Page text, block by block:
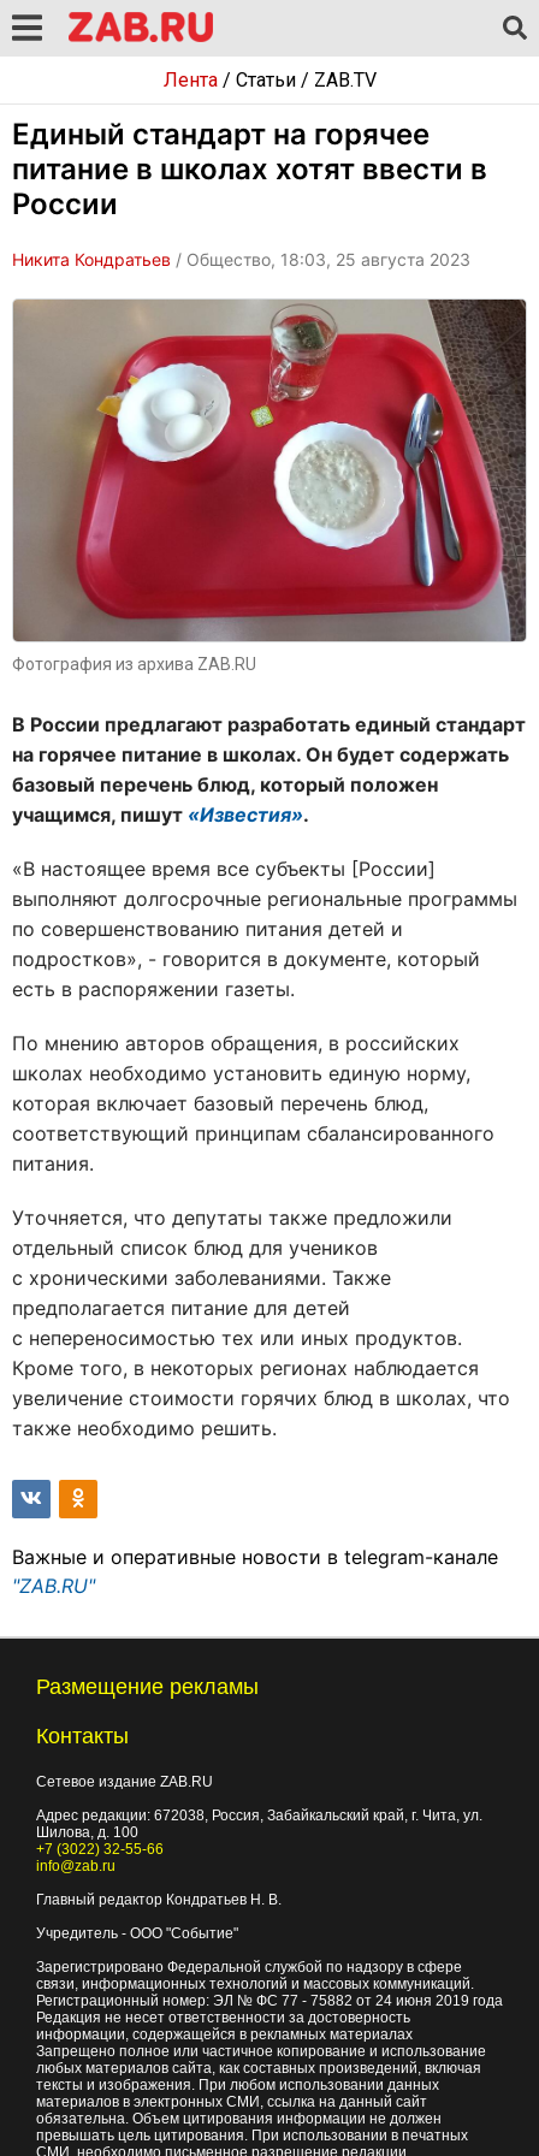
Лента/ Статьи/ ZAB.TV
Единый стандарт на горячее
питание в школах хотят ввести в
России
Никита Кондратьев / Общество, 18:03, 25 августа 2023
Фотография из архива ZAB.RU
В России предлагают разработать единый стандарт
на горячее питание в школах. Он будет содержать
базовый перечень блюд, который положен
учащимся, пишут «Известия».
«В настоящее время все субъекты [России]
выполняют долгосрочные региональные программы
по совершенствованию питания детей и
подростков», - говорится в документе, который
есть в распоряжении газеты.
По мнению авторов обращения, в российских
школах необходимо установить единую норму,
которая включает базовый перечень блюд,
соответствующий принципам сбалансированного
питания.
Уточняется, что депутаты также предложили
отдельный список блюд для учеников
с хроническими заболеваниями. Также
предполагается питание для детей
с непереносимостью тех или иных продуктов.
Кроме того, в некоторых регионах наблюдается
увеличение стоимости горячих блюд в школах, что
также необходимо решить.
Важные и оперативные новости в telegram-канале
"ZAB.RU"
Размещение рекламы
Контакты
Сетевое издание ZAB.RU
Адрес редакции: 672038 , Россия, Забайкальский край, г. Чита ул.
Шилова, д. 100
+7 (3022) 32-55-66
info@zab.ru
Главный редактор Кондратьев Н. В.
Учредитель - ООО "Событие"
Зарегистрировано Федеральной службой по надзору в сфере
связи, информационных технологий и массовых коммуникаций.
Регистрационный номер: ЭЛ № ФС 77 - 75882 от 24 июня 2019 года
Редакция не несет ответственности за достоверность
информации, содержащейся в рекламных материалах
Запрещено полное или частичное копирование и использование
любых материалов сайта, как составных произведений, включая
тексты и изображения. При любом использовании данных
материалов в электронных СМИ, ссылка на данный сайт
обязательна. Объем цитирования информации не должен
превышать цель цитирования. При использовании в печатных
СМИ, необходимо письменное разрешение редакции.